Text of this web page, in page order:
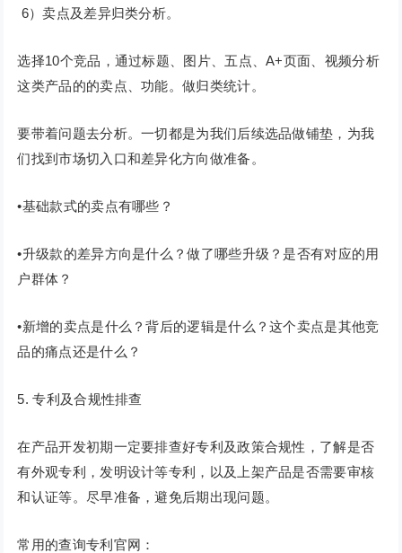
6）卖点及差异归类分析。
选择10个竞品，通过标题、图片、五点、A+页面、视频分析
这类产品的的卖点、功能。做归类统计。
要带着问题去分析。一切都是为我们后续选品做铺垫，为我
们找到市场切入口和差异化方向做准备。
•基础款式的卖点有哪些？
•升级款的差异方向是什么？做了哪些升级？是否有对应的用
户群体？
•新增的卖点是什么？背后的逻辑是什么？这个卖点是其他竞
品的痛点还是什么？
5. 专利及合规性排查
在产品开发初期一定要排查好专利及政策合规性，了解是否
有外观专利，发明设计等专利，以及上架产品是否需要审核
和认证等。尽早准备，避免后期出现问题。
常用的查询专利官网：